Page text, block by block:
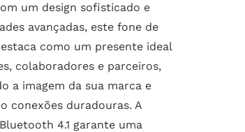
um design sofisticado e
avançadas, este fone de
como um presente ideal
colaboradores e parceiros,
a imagem da sua marca e
conexões duradouras. A
4.1 garante uma